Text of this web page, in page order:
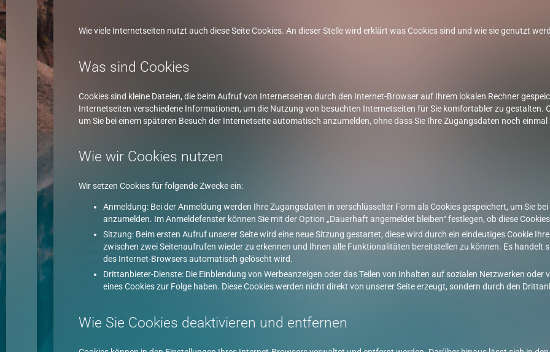
Wie viele Internetseiten nutzt auch diese Seite Cookies. An dieser Stelle wird erklärt was Cookies sind und wie sie genutzt
Was sind Cookies
Cookies sind kleine Dateien, die beim Aufruf von Internetseiten durch den Internet-Browser auf Ihrem lokalen Rechner
Internetseiten verschiedene Informationen, um die Nutzung von besuchten Internetseiten für Sie komfortabler zu gestalten.
um Sie bei einem späteren Besuch der Internetseite automatisch anzumelden, ohne dass Sie Ihre Zugangsdaten noch
Wie wir Cookies nutzen
Wir setzen Cookies für folgende Zwecke ein:
Anmeldung: Bei der Anmeldung werden Ihre Zugangsdaten in verschlüsselter Form als Cookies gespeichert, um Sie
anzumelden. Im Anmeldefenster können Sie mit der Option „Dauerhaft angemeldet bleiben“ festlegen, ob diese
Sitzung: Beim ersten Aufruf unserer Seite wird eine neue Sitzung gestartet, diese wird durch ein eindeutiges Cookie
zwischen zwei Seitenaufrufen wieder zu erkennen und Ihnen alle Funktionalitäten bereitstellen zu können. Es handelt
des Internet-Browsers automatisch gelöscht wird.
Drittanbieter-Dienste: Die Einblendung von Werbeanzeigen oder das Teilen von Inhalten auf sozialen Netzwerken
eines Cookies zur Folge haben. Diese Cookies werden nicht direkt von unserer Seite erzeugt, sondern durch den
Wie Sie Cookies deaktivieren und entfernen